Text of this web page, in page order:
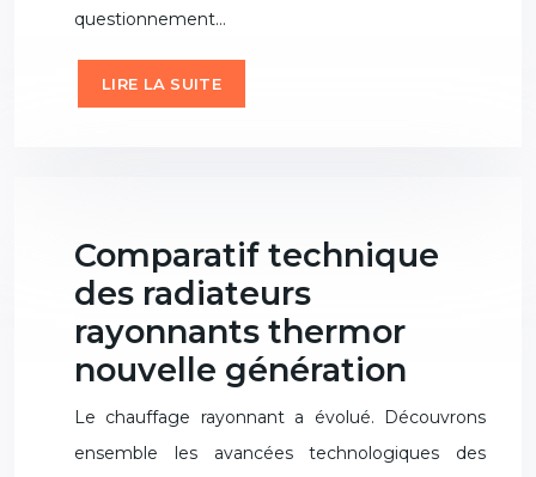
questionnement…
LIRE LA SUITE
Comparatif technique
des radiateurs
rayonnants thermor
nouvelle génération
Le chauffage rayonnant a évolué. Découvrons
ensemble les avancées technologiques des